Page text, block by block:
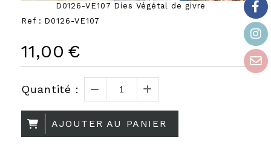
D0126-VE107 Dies Végétal de givre
Ref : D0126-VE107
11,00 €
Quantité :
AJOUTER AU PANIER